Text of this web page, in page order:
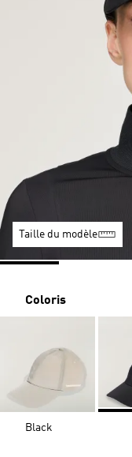
Taille du modèle
Coloris
Black